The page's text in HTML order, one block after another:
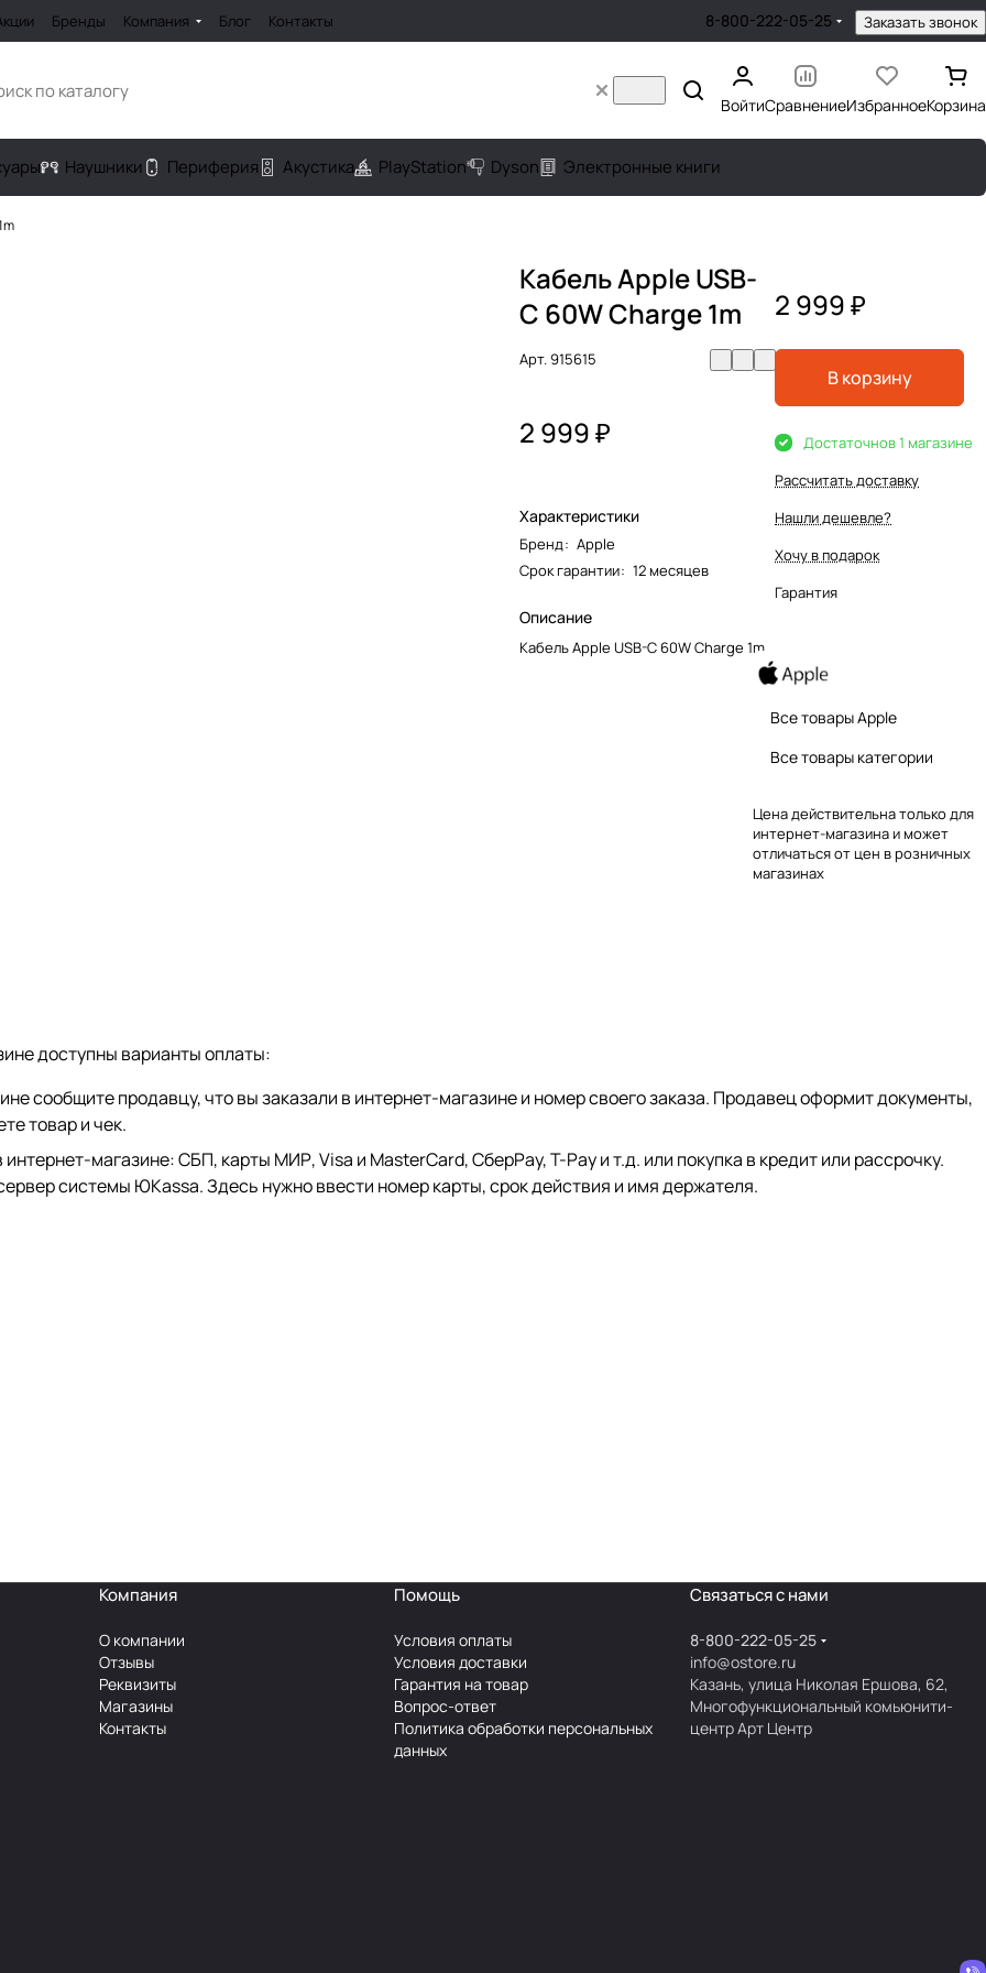
Бренды Компания Блог Контакты 8-800-222-05-25 Заказать звонок
ВойтиСравнениеИзбранноеКорзина
Наушники Периферия Акустика PlayStation Dyson Электронные книги
Кабель Apple USB-
C 60W Charge 1m
Арт.915615
2 999 ₽
Характеристики
Бренд: Apple
Срок гарантии: 12 месяцев
Описание
Кабель Apple USB-C 60W Charge 1m
2 999 ₽
В корзину
Достаточнов 1 магазине
Рассчитать доставку
Нашли дешевле?
Хочу в подарок
Гарантия
Все товары Apple
Все товары категории
Цена действительна только для
интернет-магазина и может
отличаться от цен в розничных
магазинах
доступны варианты оплаты:
сообщите продавцу, что вы заказали в интернет-магазине и номер своего заказа. Продавец оформит документы,
товар и чек.
магазине: СБП, карты МИР, Visa и MasterCard, СберPay, Т-Pay и т.д. или покупка в кредит или рассрочку.
системы ЮKassa. Здесь нужно ввести номер карты, срок действия и имя держателя.
Компания
О компании
Отзывы
Реквизиты
Магазины
Контакты
Помощь
Условия оплаты
Условия доставки
Гарантия на товар
Вопрос-ответ
Политика обработки персональных
данных
Связаться с нами
8-800-222-05-25
info@ostore.ru
Казань, улица Николая Ершова, 62,
Многофункциональный комьюнити-
центр Арт Центр